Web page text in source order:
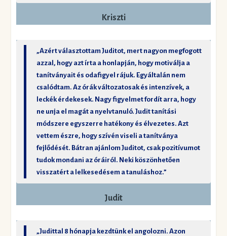
Kriszti
„Azért választottam Juditot, mert nagyon megfogott
azzal, hogy azt írta a honlapján, hogy motiválja a
tanítványait és odafigyel rájuk. Egyáltalán nem
csalódtam. Az órák változatosak és intenzívek, a
leckék érdekesek. Nagy figyelmet fordít arra, hogy
ne unja el magát a nyelvtanuló. Judit tanítási
módszere egyszerre hatékony és élvezetes. Azt
vettem észre, hogy szívén viseli a tanítványa
fejlődését. Bátran ajánlom Juditot, csak pozitívumot
tudok mondani az óráiról. Neki köszönhetően
visszatért a lelkesedésem a tanuláshoz.”
Judit
„Judittal 8 hónapja kezdtünk el angolozni. Azon